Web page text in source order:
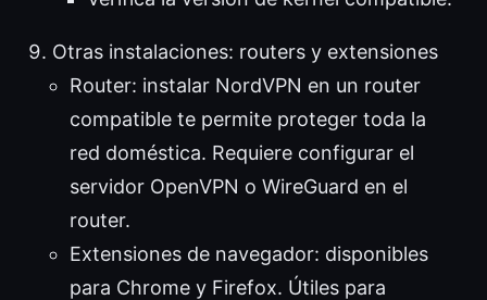
Otras instalaciones: routers y extensiones
Router: instalar NordVPN en un router
compatible te permite proteger toda la
red doméstica. Requiere configurar el
servidor OpenVPN o WireGuard en el
router.
Extensiones de navegador: disponibles
para Chrome y Firefox. Útiles para